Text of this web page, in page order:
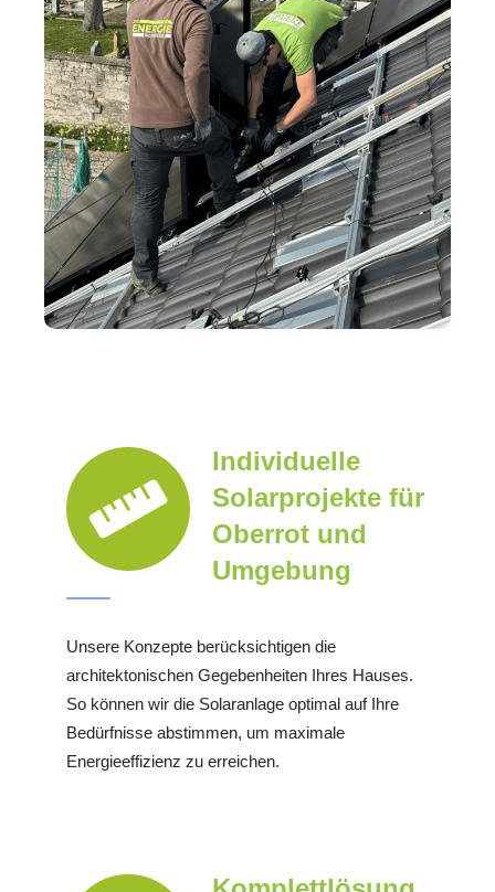
Individuelle
Solarprojekte für
Oberrot und
Umgebung
Unsere Konzepte berücksichtigen die
architektonischen Gegebenheiten Ihres Hauses.
So können wir die Solaranlage optimal auf Ihre
Bedürfnisse abstimmen, um maximale
Energieeffizienz zu erreichen.